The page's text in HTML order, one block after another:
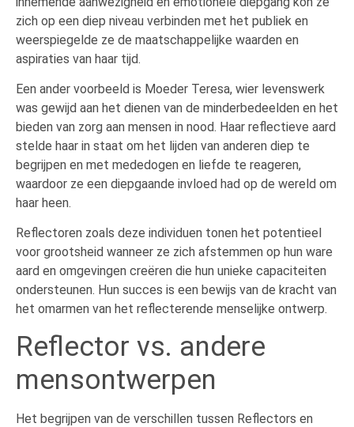
zich op een diep niveau verbinden met het publiek en
weerspiegelde ze de maatschappelijke waarden en
aspiraties van haar tijd.
Een ander voorbeeld is Moeder Teresa, wier levenswerk
was gewijd aan het dienen van de minderbedeelden en het
bieden van zorg aan mensen in nood. Haar reflectieve aard
stelde haar in staat om het lijden van anderen diep te
begrijpen en met mededogen en liefde te reageren,
waardoor ze een diepgaande invloed had op de wereld om
haar heen.
Reflectoren zoals deze individuen tonen het potentieel
voor grootsheid wanneer ze zich afstemmen op hun ware
aard en omgevingen creëren die hun unieke capaciteiten
ondersteunen. Hun succes is een bewijs van de kracht van
het omarmen van het reflecterende menselijke ontwerp.
Reflector vs. andere
mensontwerpen
Het begrijpen van de verschillen tussen Reflectors en